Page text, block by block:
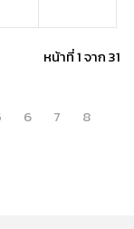
หน้าที่ 1 จาก 31
6 7
8